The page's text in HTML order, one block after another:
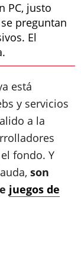
PC, justo
preguntan
El
está
y servicios
a la
fondo. Y
son
juegos de